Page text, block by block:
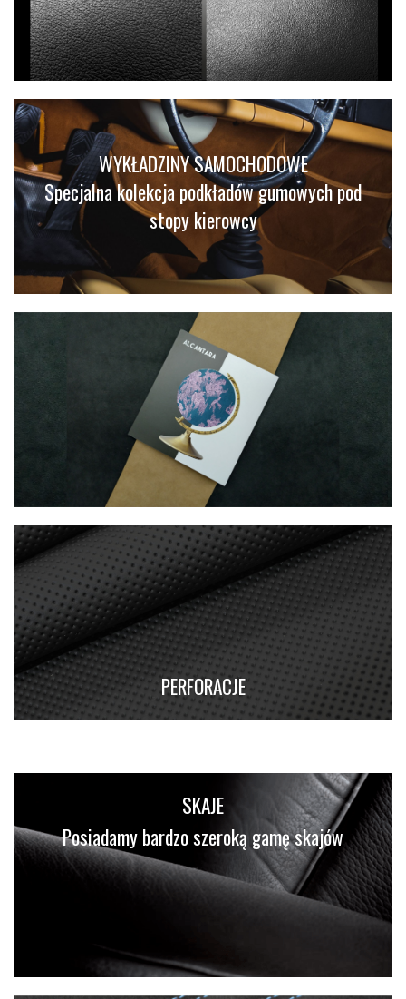
WYKŁADZINY SAMOCHODOWE
Specjalna kolekcja podkładów gumowych pod
stopy kierowcy
PERFORACJE
SKAJE
Posiadamy bardzo szeroką gamę skajów